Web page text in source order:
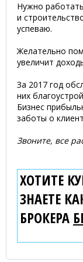
Нужно
и
успеваю.
Желательно
увеличит
За 2017 год
них
Бизнес
заботы о
Звоните, все
ХОТИТЕ
ЗНАЕТЕ
БРОКЕРА